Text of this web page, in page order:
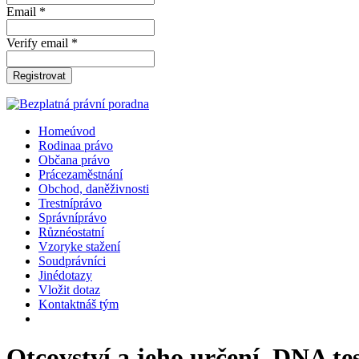
Email *
Verify email *
Registrovat
Homeúvod
Rodinaa právo
Občana právo
Prácezaměstnání
Obchod, daněživnosti
Trestníprávo
Správníprávo
Různéostatní
Vzoryke stažení
Soudprávníci
Jinédotazy
Vložit dotaz
Kontaktnáš tým